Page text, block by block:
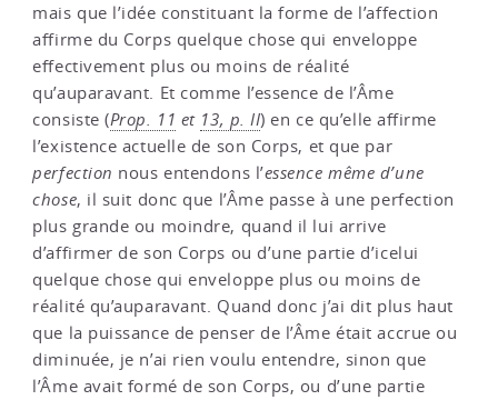
mais que l’idée constituant la forme de l’affection
affirme du Corps quelque chose qui enveloppe
effectivement plus ou moins de réalité
qu’auparavant. Et comme l’essence de l’Âme
consiste (Prop. 11 et 13, p. II) en ce qu’elle affirme
l’existence actuelle de son Corps, et que par
perfection nous entendons l’essence même d’une
chose, il suit donc que l’Âme passe à une perfection
plus grande ou moindre, quand il lui arrive
d’affirmer de son Corps ou d’une partie d’icelui
quelque chose qui enveloppe plus ou moins de
réalité qu’auparavant. Quand donc j’ai dit plus haut
que la puissance de penser de l’Âme était accrue ou
diminuée, je n’ai rien voulu entendre, sinon que
l’Âme avait formé de son Corps, ou d’une partie